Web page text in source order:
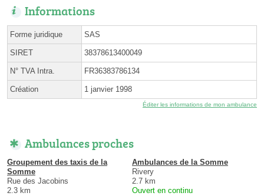
Informations
Forme juridique SAS
SIRET 38378613400049
N° TVA Intra. FR36383786134
Création 1 janvier 1998
Éditer les informations de mon ambulance
Ambulances proches
Groupement des taxis de la
Somme
Rue des Jacobins
2.3 km
Ambulances de la Somme
Rivery
2.7 km
Ouvert en continu